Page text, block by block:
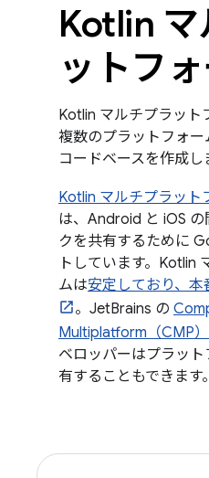
Kotlin マ
ットフ
Kotlin マルチプラット
複数のプラットフォ
コードベースを作成し
Kotlin マルチプラット
は、Android と iOS
クを共有するために
トしています。Kotlin
ムは安定しており、
。JetBrains の
Multiplatform（CMP）
ベロッパーはプラッ
有することもできます。